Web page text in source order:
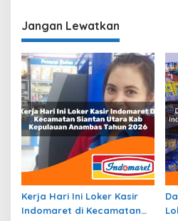
Jangan Lewatkan
Kerja Hari Ini Loker Kasir
Indomaret di Kecamatan